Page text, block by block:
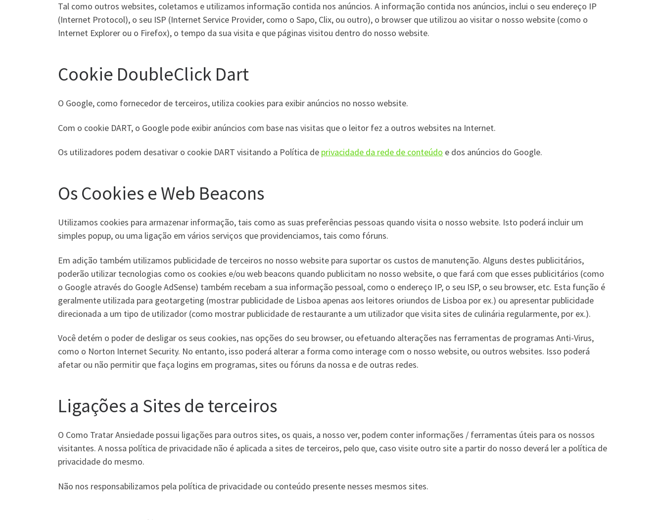
Tal como outros websites, coletamos e utilizamos informação contida nos anúncios. A informação contida nos anúncios, inclui o seu endereço IP
(Internet Protocol), o seu ISP (Internet Service Provider, como o Sapo, Clix, ou outro), o browser que utilizou ao visitar o nosso website (como o
Internet Explorer ou o Firefox), o tempo da sua visita e que páginas visitou dentro do nosso website.
Cookie DoubleClick Dart
O Google, como fornecedor de terceiros, utiliza cookies para exibir anúncios no nosso website.
Com o cookie DART, o Google pode exibir anúncios com base nas visitas que o leitor fez a outros websites na Internet.
Os utilizadores podem desativar o cookie DART visitando a Política de privacidade da rede de conteúdo e dos anúncios do Google.
Os Cookies e Web Beacons
Utilizamos cookies para armazenar informação, tais como as suas preferências pessoas quando visita o nosso website. Isto poderá incluir um
simples popup, ou uma ligação em vários serviços que providenciamos, tais como fóruns.
Em adição também utilizamos publicidade de terceiros no nosso website para suportar os custos de manutenção. Alguns destes publicitários,
poderão utilizar tecnologias como os cookies e/ou web beacons quando publicitam no nosso website, o que fará com que esses publicitários (como
o Google através do Google AdSense) também recebam a sua informação pessoal, como o endereço IP, o seu ISP, o seu browser, etc. Esta função é
geralmente utilizada para geotargeting (mostrar publicidade de Lisboa apenas aos leitores oriundos de Lisboa por ex.) ou apresentar publicidade
direcionada a um tipo de utilizador (como mostrar publicidade de restaurante a um utilizador que visita sites de culinária regularmente, por ex.).
Você detém o poder de desligar os seus cookies, nas opções do seu browser, ou efetuando alterações nas ferramentas de programas Anti-Virus,
como o Norton Internet Security. No entanto, isso poderá alterar a forma como interage com o nosso website, ou outros websites. Isso poderá
afetar ou não permitir que faça logins em programas, sites ou fóruns da nossa e de outras redes.
Ligações a Sites de terceiros
O Como Tratar Ansiedade possui ligações para outros sites, os quais, a nosso ver, podem conter informações / ferramentas úteis para os nossos
visitantes. A nossa política de privacidade não é aplicada a sites de terceiros, pelo que, caso visite outro site a partir do nosso deverá ler a política de
privacidade do mesmo.
Não nos responsabilizamos pela política de privacidade ou conteúdo presente nesses mesmos sites.